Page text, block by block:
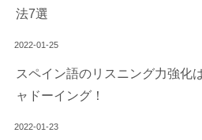
法7選
2022-01-25
スペイン語のリスニング力強化
ャドーイング！
2022-01-23